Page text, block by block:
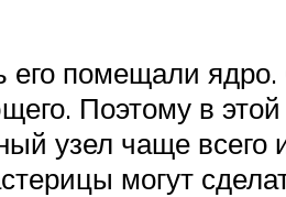
помещали
Поэтому в
узел чаще всего
могут